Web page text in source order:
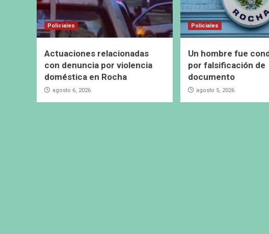
Policiales
Actuaciones relacionadas
con denuncia por violencia
doméstica en Rocha
agosto 6, 2026
Policiales
Un hombre fue
por falsificación de
documento
agosto 5, 2026